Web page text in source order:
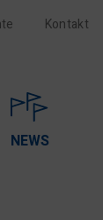
Kontakt
NEWS